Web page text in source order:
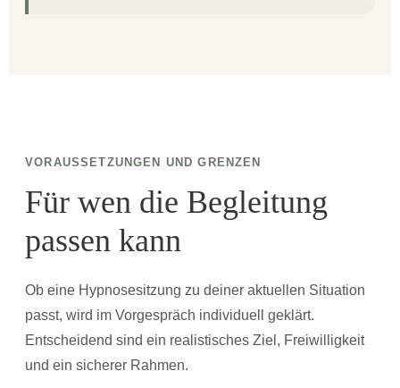
VORAUSSETZUNGEN UND GRENZEN
Für wen die Begleitung
passen kann
Ob eine Hypnosesitzung zu deiner aktuellen Situation
passt, wird im Vorgespräch individuell geklärt.
Entscheidend sind ein realistisches Ziel, Freiwilligkeit
und ein sicherer Rahmen.